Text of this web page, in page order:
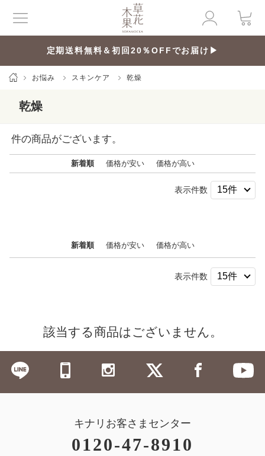
定期送料無料＆初回20％OFFでお届け▶
お悩み スキンケア 乾燥
乾燥
件の商品がございます。
新着順 価格が安い 価格が高い
表示件数
新着順 価格が安い 価格が高い
表示件数
該当する商品はございません。
キナリお客さまセンター
0120-47-8910